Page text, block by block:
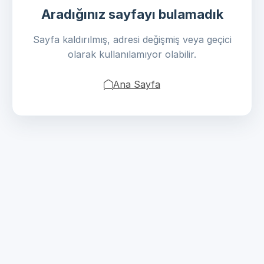
Aradığınız sayfayı bulamadık
Sayfa kaldırılmış, adresi değişmiş veya geçici
olarak kullanılamıyor olabilir.
Ana Sayfa